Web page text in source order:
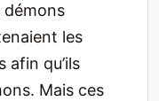
démons
les
afin qu’ils
Mais ces